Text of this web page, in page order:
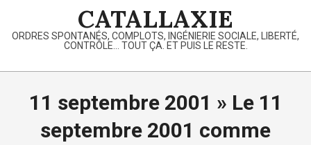
content
CATALLAXIE
ORDRES SPONTANÉS, COMPLOTS, INGÉNIERIE SOCIALE, LIBERTÉ,
CONTRÔLE… TOUT ÇA. ET PUIS LE RESTE.
Primary
11 septembre 2001 » Le 11
septembre 2001 comme